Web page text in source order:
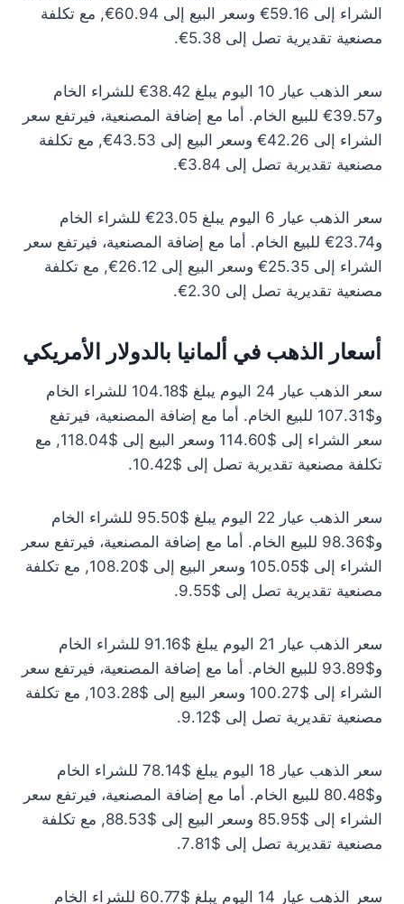
الشراء إلى 59.16€ وسعر البيع إلى 60.94€, مع تكلفة
مصنعية تقديرية تصل إلى 5.38€.
سعر الذهب عيار 10 اليوم يبلغ 38.42€ للشراء الخام
و39.57€ للبيع الخام. أما مع إضافة المصنعية، فيرتفع سعر
الشراء إلى 42.26€ وسعر البيع إلى 43.53€, مع تكلفة
مصنعية تقديرية تصل إلى 3.84€.
سعر الذهب عيار 6 اليوم يبلغ 23.05€ للشراء الخام
و23.74€ للبيع الخام. أما مع إضافة المصنعية، فيرتفع سعر
الشراء إلى 25.35€ وسعر البيع إلى 26.12€, مع تكلفة
مصنعية تقديرية تصل إلى 2.30€.
أسعار الذهب في ألمانيا بالدولار الأمريكي
سعر الذهب عيار 24 اليوم يبلغ $104.18 للشراء الخام
و$107.31 للبيع الخام. أما مع إضافة المصنعية، فيرتفع
سعر الشراء إلى $114.60 وسعر البيع إلى $118.04, مع
تكلفة مصنعية تقديرية تصل إلى $10.42.
سعر الذهب عيار 22 اليوم يبلغ $95.50 للشراء الخام
و$98.36 للبيع الخام. أما مع إضافة المصنعية، فيرتفع سعر
الشراء إلى $105.05 وسعر البيع إلى $108.20, مع تكلفة
مصنعية تقديرية تصل إلى $9.55.
سعر الذهب عيار 21 اليوم يبلغ $91.16 للشراء الخام
و$93.89 للبيع الخام. أما مع إضافة المصنعية، فيرتفع سعر
الشراء إلى $100.27 وسعر البيع إلى $103.28, مع تكلفة
مصنعية تقديرية تصل إلى $9.12.
سعر الذهب عيار 18 اليوم يبلغ $78.14 للشراء الخام
و$80.48 للبيع الخام. أما مع إضافة المصنعية، فيرتفع سعر
الشراء إلى $85.95 وسعر البيع إلى $88.53, مع تكلفة
مصنعية تقديرية تصل إلى $7.81.
سعر الذهب عيار 14 اليوم يبلغ $60.77 للشراء الخام